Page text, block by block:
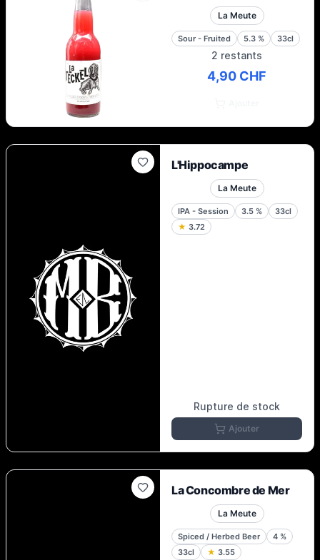
La Meute
Sour - Fruited 5.3 % 33cl
2 restants
4,90 CHF
L'Hippocampe
La Meute
IPA - Session 3.5 %
33cl
★ 3.72
Rupture de stock
Ajouter
La Concombre de Mer
La Meute
Spiced / Herbed Beer 4 %
33cl
★ 3.55